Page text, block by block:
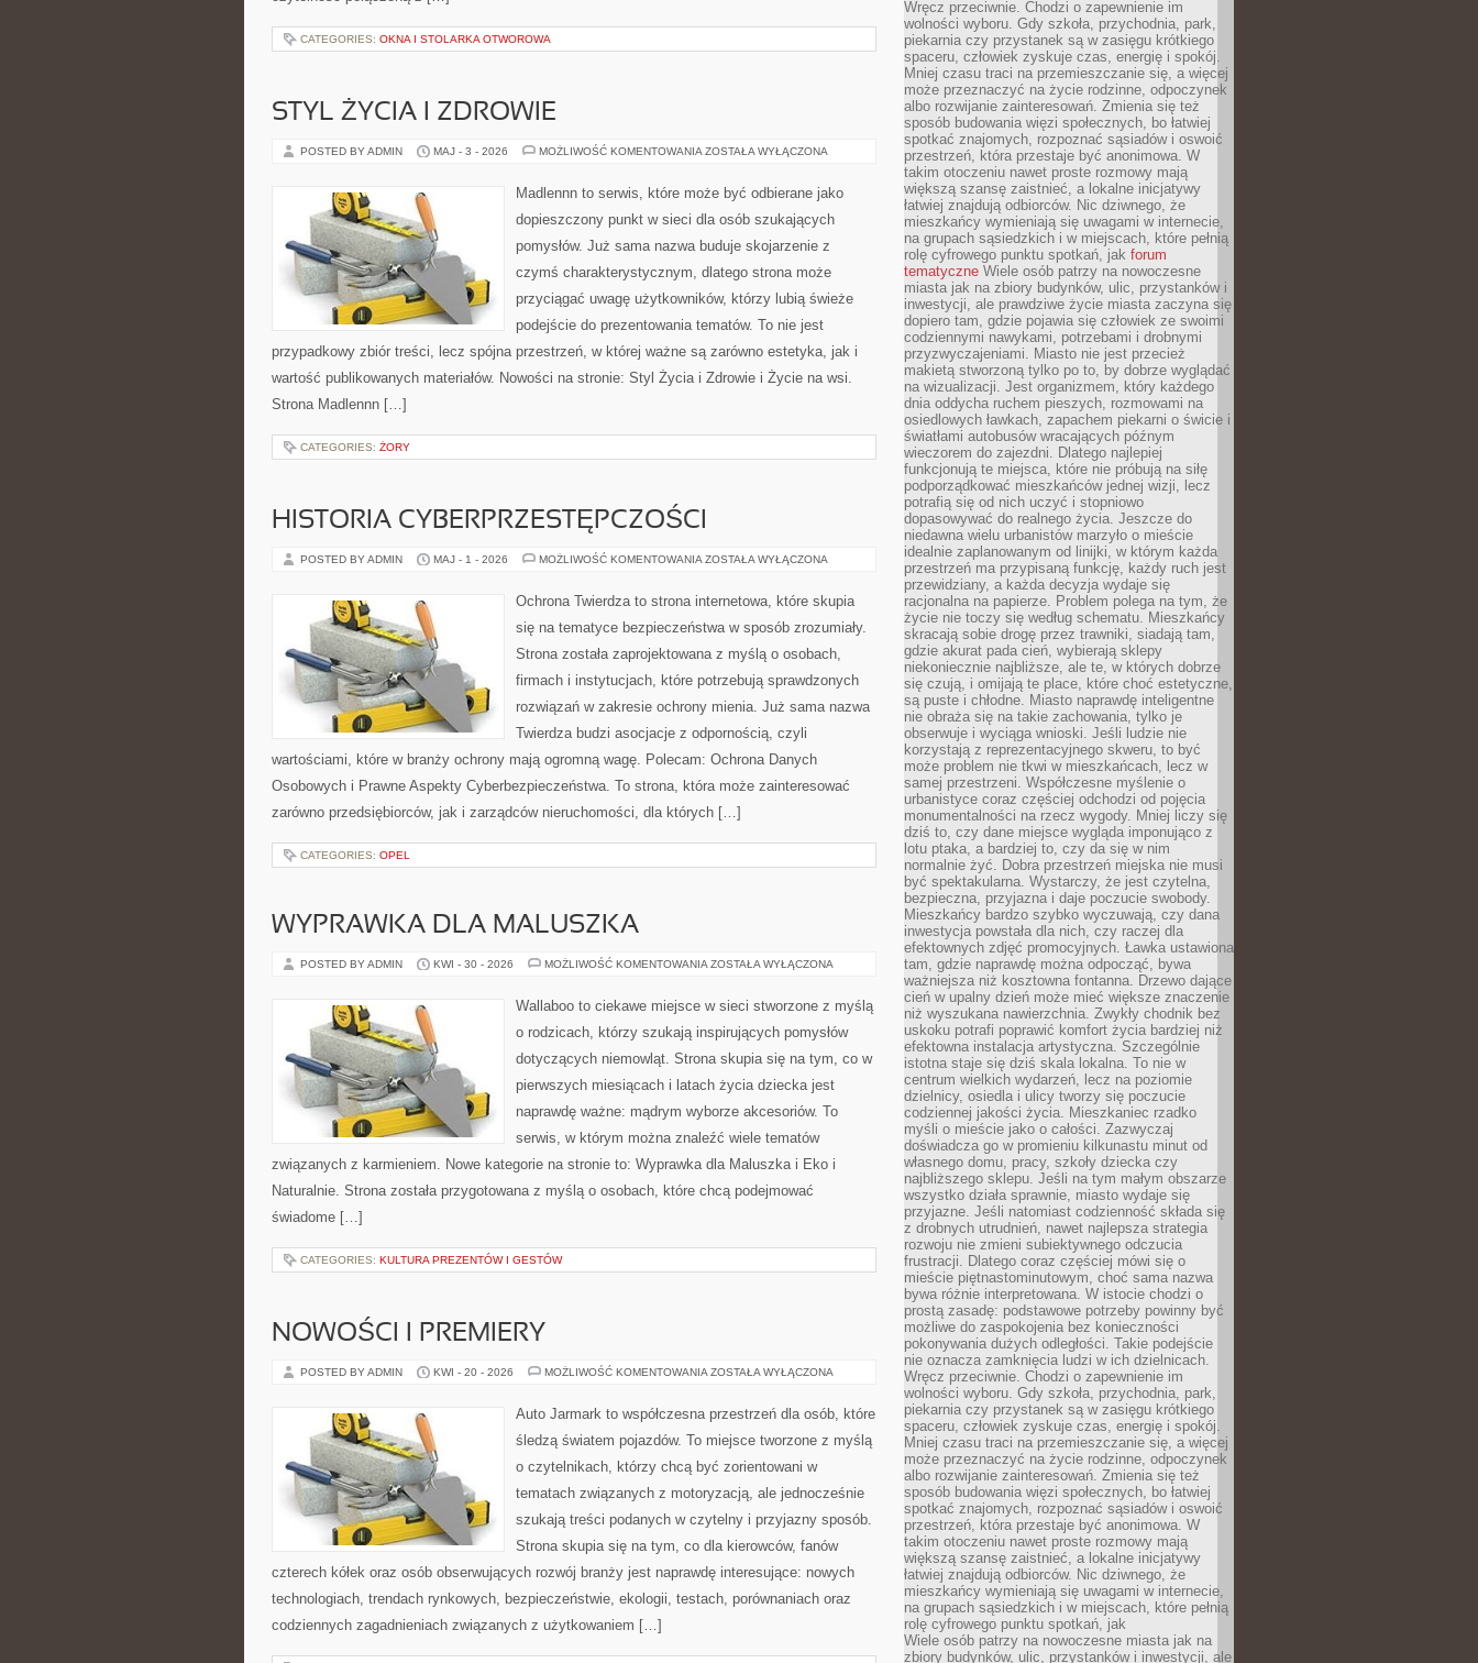
CATEGORIES: OKNA I STOLARKA OTWOROWA
STYL ŻYCIA I ZDROWIE
POSTED BY ADMIN MAJ - 3 - 2026 MOŻLIWOŚĆ KOMENTOWANIA STYL
ZDROWIE
ZOSTAŁA WYŁĄCZONA
Madlennn to serwis, które może być odbierane jako
dopieszczony punkt w sieci dla osób szukających
pomysłów. Już sama nazwa buduje skojarzenie z
czymś charakterystycznym, dlatego strona może
przyciągać uwagę użytkowników, którzy lubią świeże
podejście do prezentowania tematów. To nie jest
przypadkowy zbiór treści, lecz spójna przestrzeń, w której ważne są zarówno estetyka, jak i
wartość publikowanych materiałów. Nowości na stronie: Styl Życia i Zdrowie i Życie na wsi.
Strona Madlennn […]
CATEGORIES: ŻORY
HISTORIA CYBERPRZESTĘPCZOŚCI
POSTED BY ADMIN MAJ - 1 - 2026 MOŻLIWOŚĆ KOMENTOWANIA HISTORIA
ZOSTAŁA WYŁĄCZONA
Ochrona Twierdza to strona internetowa, które skupia
się na tematyce bezpieczeństwa w sposób zrozumiały.
Strona została zaprojektowana z myślą o osobach,
firmach i instytucjach, które potrzebują sprawdzonych
rozwiązań w zakresie ochrony mienia. Już sama nazwa
Twierdza budzi asocjacje z odpornością, czyli
wartościami, które w branży ochrony mają ogromną wagę. Polecam: Ochrona Danych
Osobowych i Prawne Aspekty Cyberbezpieczeństwa. To strona, która może zainteresować
zarówno przedsiębiorców, jak i zarządców nieruchomości, dla których […]
CATEGORIES: OPEL
WYPRAWKA DLA MALUSZKA
POSTED BY ADMIN KWI - 30 - 2026 MOŻLIWOŚĆ KOMENTOWANIA WYPRAWKA
ZOSTAŁA WYŁĄCZONA
Wallaboo to ciekawe miejsce w sieci stworzone z myślą
o rodzicach, którzy szukają inspirujących pomysłów
dotyczących niemowląt. Strona skupia się na tym, co w
pierwszych miesiącach i latach życia dziecka jest
naprawdę ważne: mądrym wyborze akcesoriów. To
serwis, w którym można znaleźć wiele tematów
związanych z karmieniem. Nowe kategorie na stronie to: Wyprawka dla Maluszka i Eko i
Naturalnie. Strona została przygotowana z myślą o osobach, które chcą podejmować
świadome […]
CATEGORIES: KULTURA PREZENTÓW I GESTÓW
NOWOŚCI I PREMIERY
POSTED BY ADMIN KWI - 20 - 2026 MOŻLIWOŚĆ KOMENTOWANIA NOWOŚCI
ZOSTAŁA WYŁĄCZONA
Auto Jarmark to współczesna przestrzeń dla osób, które
śledzą światem pojazdów. To miejsce tworzone z myślą
o czytelnikach, którzy chcą być zorientowani w
tematach związanych z motoryzacją, ale jednocześnie
szukają treści podanych w czytelny i przyjazny sposób.
Strona skupia się na tym, co dla kierowców, fanów
czterech kółek oraz osób obserwujących rozwój branży jest naprawdę interesujące: nowych
technologiach, trendach rynkowych, bezpieczeństwie, ekologii, testach, porównaniach oraz
codziennych zagadnieniach związanych z użytkowaniem […]
Wręcz przeciwnie. Chodzi o zapewnienie im
wolności wyboru. Gdy szkoła, przychodnia, park,
piekarnia czy przystanek są w zasięgu krótkiego
spaceru, człowiek zyskuje czas, energię i spokój.
Mniej czasu traci na przemieszczanie się, a więcej
może przeznaczyć na życie rodzinne, odpoczynek
albo rozwijanie zainteresowań. Zmienia się też
sposób budowania więzi społecznych, bo łatwiej
spotkać znajomych, rozpoznać sąsiadów i oswoić
przestrzeń, która przestaje być anonimowa. W
takim otoczeniu nawet proste rozmowy mają
większą szansę zaistnieć, a lokalne inicjatywy
łatwiej znajdują odbiorców. Nic dziwnego, że
mieszkańcy wymieniają się uwagami w internecie,
na grupach sąsiedzkich i w miejscach, które pełnią
rolę cyfrowego punktu spotkań, jak forum
tematyczne Wiele osób patrzy na nowoczesne
miasta jak na zbiory budynków, ulic, przystanków i
inwestycji, ale prawdziwe życie miasta zaczyna się
dopiero tam, gdzie pojawia się człowiek ze swoimi
codziennymi nawykami, potrzebami i drobnymi
przyzwyczajeniami. Miasto nie jest przecież
makietą stworzoną tylko po to, by dobrze wyglądać
na wizualizacji. Jest organizmem, który każdego
dnia oddycha ruchem pieszych, rozmowami na
osiedlowych ławkach, zapachem piekarni o świcie i
światłami autobusów wracających późnym
wieczorem do zajezdni. Dlatego najlepiej
funkcjonują te miejsca, które nie próbują na siłę
podporządkować mieszkańców jednej wizji, lecz
potrafią się od nich uczyć i stopniowo
dopasowywać do realnego życia. Jeszcze do
niedawna wielu urbanistów marzyło o mieście
idealnie zaplanowanym od linijki, w którym każda
przestrzeń ma przypisaną funkcję, każdy ruch jest
przewidziany, a każda decyzja wydaje się
racjonalna na papierze. Problem polega na tym, że
życie nie toczy się według schematu. Mieszkańcy
skracają sobie drogę przez trawniki, siadają tam,
gdzie akurat pada cień, wybierają sklepy
niekoniecznie najbliższe, ale te, w których dobrze
się czują, i omijają te place, które choć estetyczne,
są puste i chłodne. Miasto naprawdę inteligentne
nie obraża się na takie zachowania, tylko je
obserwuje i wyciąga wnioski. Jeśli ludzie nie
korzystają z reprezentacyjnego skweru, to być
może problem nie tkwi w mieszkańcach, lecz w
samej przestrzeni. Współczesne myślenie o
urbanistyce coraz częściej odchodzi od pojęcia
monumentalności na rzecz wygody. Mniej liczy się
dziś to, czy dane miejsce wygląda imponująco z
lotu ptaka, a bardziej to, czy da się w nim
normalnie żyć. Dobra przestrzeń miejska nie musi
być spektakularna. Wystarczy, że jest czytelna,
bezpieczna, przyjazna i daje poczucie swobody.
Mieszkańcy bardzo szybko wyczuwają, czy dana
inwestycja powstała dla nich, czy raczej dla
efektownych zdjęć promocyjnych. Ławka ustawiona
tam, gdzie naprawdę można odpocząć, bywa
ważniejsza niż kosztowna fontanna. Drzewo dające
cień w upalny dzień może mieć większe znaczenie
niż wyszukana nawierzchnia. Zwykły chodnik bez
uskoku potrafi poprawić komfort życia bardziej niż
efektowna instalacja artystyczna. Szczególnie
istotna staje się dziś skala lokalna. To nie w
centrum wielkich wydarzeń, lecz na poziomie
dzielnicy, osiedla i ulicy tworzy się poczucie
codziennej jakości życia. Mieszkaniec rzadko
myśli o mieście jako o całości. Zazwyczaj
doświadcza go w promieniu kilkunastu minut od
własnego domu, pracy, szkoły dziecka czy
najbliższego sklepu. Jeśli na tym małym obszarze
wszystko działa sprawnie, miasto wydaje się
przyjazne. Jeśli natomiast codzienność składa się
z drobnych utrudnień, nawet najlepsza strategia
rozwoju nie zmieni subiektywnego odczucia
frustracji. Dlatego coraz częściej mówi się o
mieście piętnastominutowym, choć sama nazwa
bywa różnie interpretowana. W istocie chodzi o
prostą zasadę: podstawowe potrzeby powinny być
możliwe do zaspokojenia bez konieczności
pokonywania dużych odległości. Takie podejście
nie oznacza zamknięcia ludzi w ich dzielnicach.
Wręcz przeciwnie. Chodzi o zapewnienie im
wolności wyboru. Gdy szkoła, przychodnia, park,
piekarnia czy przystanek są w zasięgu krótkiego
spaceru, człowiek zyskuje czas, energię i spokój.
Mniej czasu traci na przemieszczanie się, a więcej
może przeznaczyć na życie rodzinne, odpoczynek
albo rozwijanie zainteresowań. Zmienia się też
sposób budowania więzi społecznych, bo łatwiej
spotkać znajomych, rozpoznać sąsiadów i oswoić
przestrzeń, która przestaje być anonimowa. W
takim otoczeniu nawet proste rozmowy mają
większą szansę zaistnieć, a lokalne inicjatywy
łatwiej znajdują odbiorców. Nic dziwnego, że
mieszkańcy wymieniają się uwagami w internecie,
na grupach sąsiedzkich i w miejscach, które pełnią
rolę cyfrowego punktu spotkań, jak
Wiele osób patrzy na nowoczesne miasta jak na
zbiory budynków, ulic, przystanków i inwestycji, ale